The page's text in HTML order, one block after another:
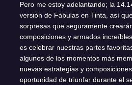
Pero me estoy adelantando; la
versión de Fábulas en Tinta, así
sorpresas que seguramente
composiciones y armados
es celebrar nuestras partes
algunos de los momentos más
nuevas estrategias y
oportunidad de triunfar durante el